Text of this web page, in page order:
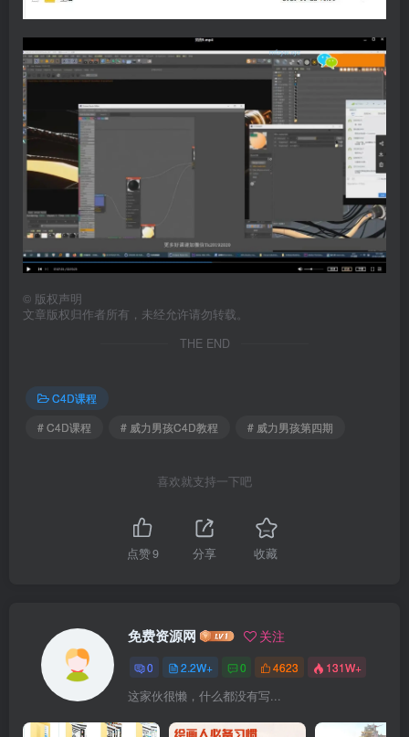
© 版权声明
文章版权归作者所有，未经允许请勿转载。
THE END
C4D课程
# C4D课程
# 威力男孩C4D教程 # 威力男孩第四期
喜欢就支持一下吧
点赞9 分享 收藏
免费资源网 关注
0 2.2W+ 0 4623 131W+
这家伙很懒，什么都没有写...